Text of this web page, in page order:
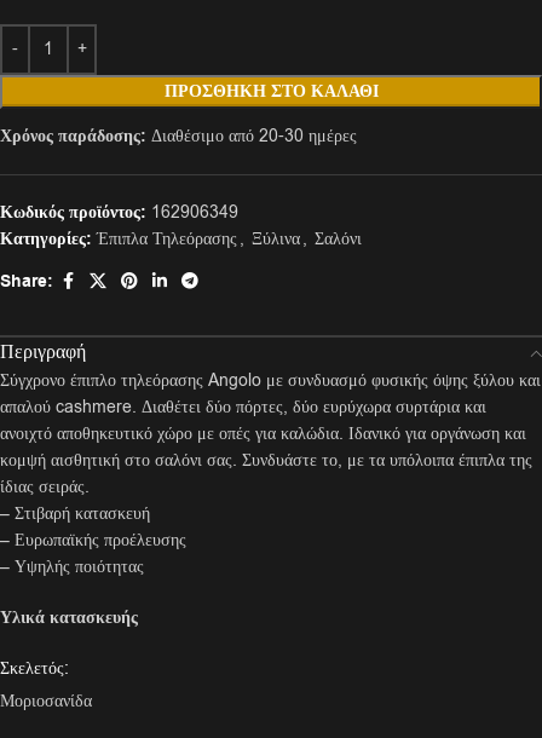
ΠΡΟΣΘΉΚΗ ΣΤΟ ΚΑΛΆΘΙ
Χρόνος παράδοσης: Διαθέσιμο από 20-30 ημέρες
Κωδικός προϊόντος: 162906349
Κατηγορίες: Έπιπλα Τηλεόρασης , Ξύλινα, Σαλόνι
Share:
Περιγραφή
Σύγχρονο έπιπλο τηλεόρασης Angolo με συνδυασμό φυσικής όψης ξύλου και
απαλού cashmere. Διαθέτει δύο πόρτες, δύο ευρύχωρα συρτάρια και
ανοιχτό αποθηκευτικό χώρο με οπές για καλώδια. Ιδανικό για οργάνωση και
κομψή αισθητική στο σαλόνι σας. Συνδυάστε το, με τα υπόλοιπα έπιπλα της
ίδιας σειράς.
– Στιβαρή κατασκευή
– Ευρωπαϊκής προέλευσης
– Υψηλής ποιότητας
Υλικά κατασκευής
Σκελετός:
Μοριοσανίδα